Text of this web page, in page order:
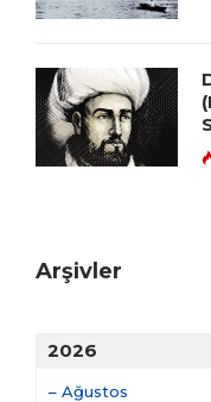
Arşivler
2026
– Ağustos